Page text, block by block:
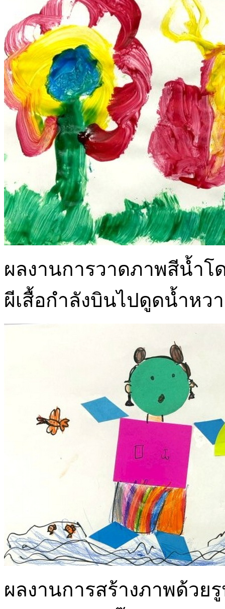
ผลงานการวาดภาพสีน้ำ
ผีเสื้อกำลังบินไปดูดน้ำหว
ผลงานการสร้างภาพด้ว